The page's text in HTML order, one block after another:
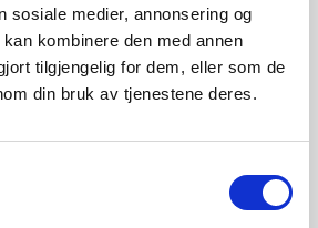
sosiale medier, annonsering og
kombinere den med annen
tilgjengelig for dem, eller som de
din bruk av tjenestene deres.